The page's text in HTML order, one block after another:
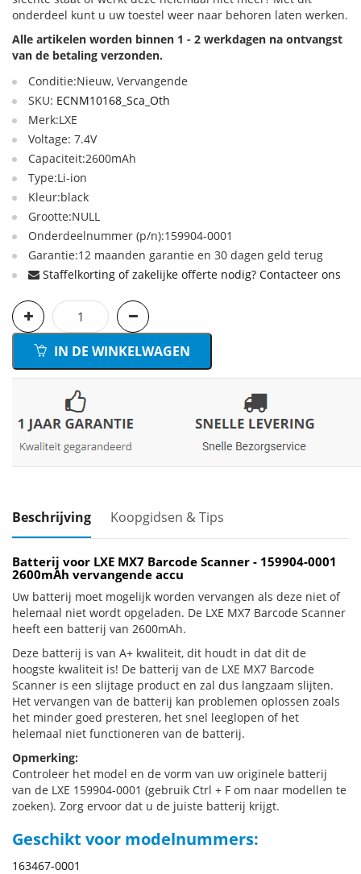
onderdeel kunt u uw toestel weer naar behoren laten werken.
Alle artikelen worden binnen 1 - 2 werkdagen na ontvangst
van de betaling verzonden.
Conditie:Nieuw, Vervangende
SKU: ECNM10168_Sca_Oth
Merk:LXE
Voltage: 7.4V
Capaciteit:2600mAh
Type:Li-ion
Kleur:black
Grootte:NULL
Onderdeelnummer (p/n):159904-0001
Garantie:12 maanden garantie en 30 dagen geld terug
Staffelkorting of zakelijke offerte nodig? Contacteer ons
IN DE WINKELWAGEN
Beschrijving Koopgidsen & Tips
Batterij voor LXE MX7 Barcode Scanner - 159904-0001
2600mAh vervangende accu
Uw batterij moet mogelijk worden vervangen als deze niet of
helemaal niet wordt opgeladen. De LXE MX7 Barcode Scanner
heeft een batterij van 2600mAh.
Deze batterij is van A+ kwaliteit, dit houdt in dat dit de
hoogste kwaliteit is! De batterij van de LXE MX7 Barcode
Scanner is een slijtage product en zal dus langzaam slijten.
Het vervangen van de batterij kan problemen oplossen zoals
het minder goed presteren, het snel leeglopen of het
helemaal niet functioneren van de batterij.
Opmerking:
Controleer het model en de vorm van uw originele batterij
van de LXE 159904-0001 (gebruik Ctrl + F om naar modellen te
zoeken). Zorg ervoor dat u de juiste batterij krijgt.
Geschikt voor modelnummers:
163467-0001